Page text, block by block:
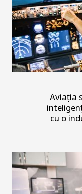
Aviația
cu o